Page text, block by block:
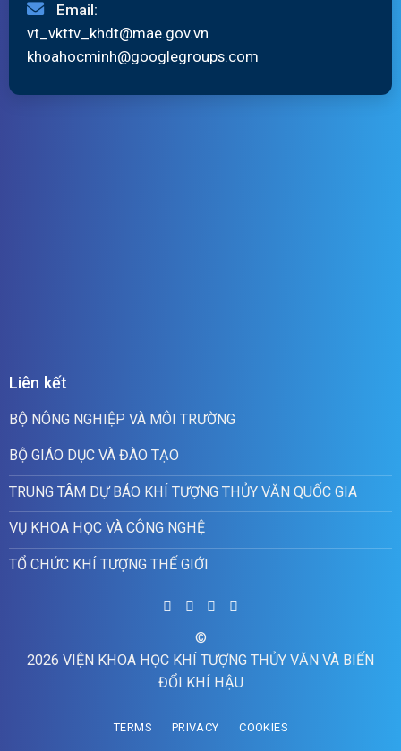
Email:
vt_vkttv_khdt@mae.gov.vn
khoahocminh@googlegroups.com
Liên kết
BỘ NÔNG NGHIỆP VÀ MÔI TRƯỜNG
BỘ GIÁO DỤC VÀ ĐÀO TẠO
TRUNG TÂM DỰ BÁO KHÍ TƯỢNG THỦY VĂN QUỐC GIA
VỤ KHOA HỌC VÀ CÔNG NGHỆ
TỔ CHỨC KHÍ TƯỢNG THẾ GIỚI
©
2026 VIỆN KHOA HỌC KHÍ TƯỢNG THỦY VĂN VÀ BIẾN
ĐỔI KHÍ HẬU
TERMS PRIVACY COOKIES